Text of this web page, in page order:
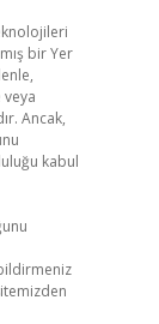
bir Yer
Ancak,
kabul